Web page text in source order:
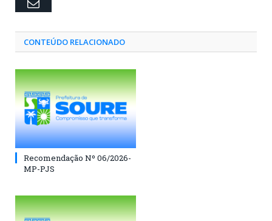
CONTEÚDO RELACIONADO
Recomendação Nº 06/2026-
MP-PJS